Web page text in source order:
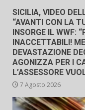
SICILIA, VIDEO
“AVANTI CON LA
INSORGE IL WWF:
INACCETTABILI!
DEVASTAZIONE
AGONIZZA PER I
L’ASSESSORE
7 Agosto 2026